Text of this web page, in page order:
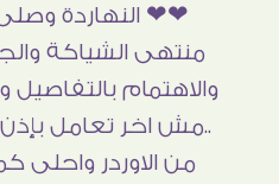
❤❤ النهاردة
منتهى الشياكة
والاهتمام بالتفاصيل
..مش اخر تعامل
من الاوردر